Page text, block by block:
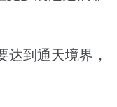
到通天境界，